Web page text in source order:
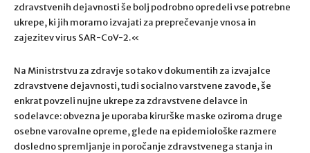
zdravstvenih dejavnosti še bolj podrobno opredeli vse potrebne
ukrepe, ki jih moramo izvajati za preprečevanje vnosa in
zajezitev virus SAR-CoV-2.«
Na Ministrstvu za zdravje so tako v dokumentih za izvajalce
zdravstvene dejavnosti, tudi socialno varstvene zavode, še
enkrat povzeli nujne ukrepe za zdravstvene delavce in
sodelavce: obvezna je uporaba kirurške maske oziroma druge
osebne varovalne opreme, glede na epidemiološke razmere
dosledno spremljanje in poročanje zdravstvenega stanja in